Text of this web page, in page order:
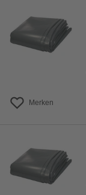
Merken